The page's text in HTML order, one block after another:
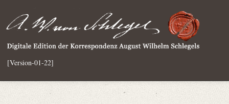
[Version-01-22]